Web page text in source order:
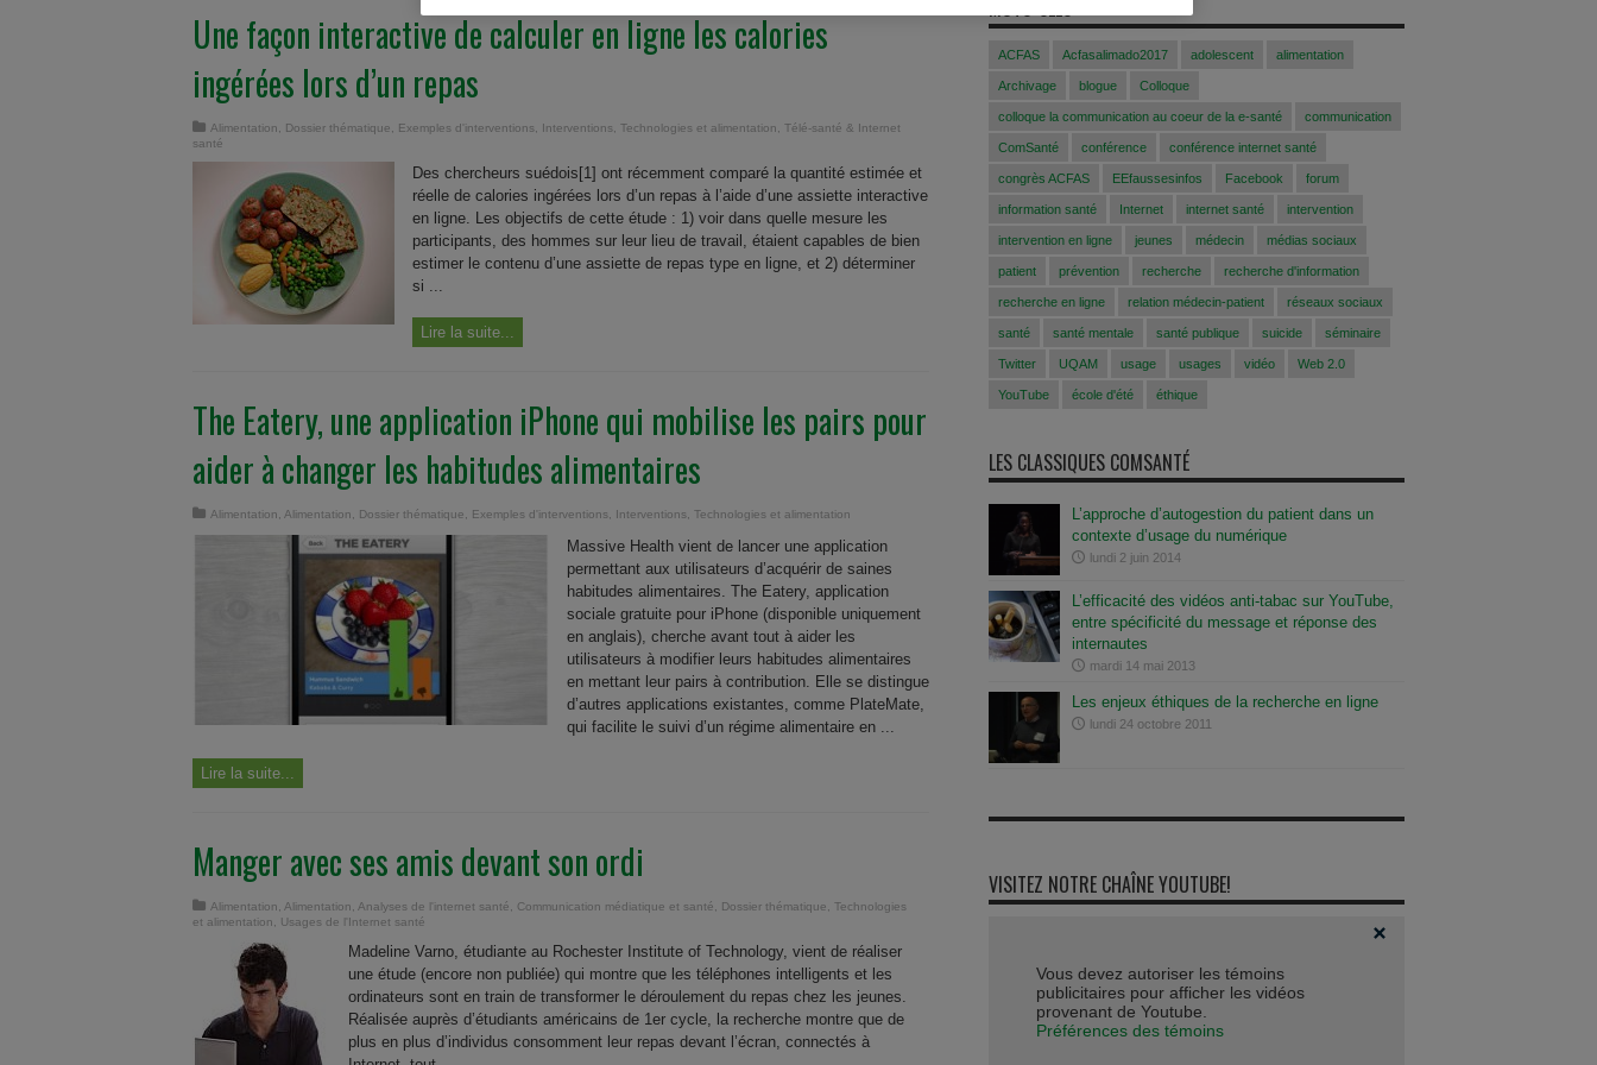
Une façon interactive de calculer en ligne les calories
ingérées lors d’un repas
Alimentation, Dossier thématique, Exemples d'interventions, Interventions, Technologies et alimentation, Télé-santé & Internet
santé
Des chercheurs suédois[1] ont récemment comparé la quantité estimée et
réelle de calories ingérées lors d’un repas à l’aide d’une assiette interactive
en ligne. Les objectifs de cette étude : 1) voir dans quelle mesure les
participants, des hommes sur leur lieu de travail, étaient capables de bien
estimer le contenu d’une assiette de repas type en ligne, et 2) déterminer
si ...
Lire la suite...
The Eatery, une application iPhone qui mobilise les pairs pour
aider à changer les habitudes alimentaires
Alimentation, Alimentation, Dossier thématique, Exemples d'interventions, Interventions, Technologies et alimentation
Massive Health vient de lancer une application
permettant aux utilisateurs d’acquérir de saines
habitudes alimentaires. The Eatery, application
sociale gratuite pour iPhone (disponible uniquement
en anglais), cherche avant tout à aider les
utilisateurs à modifier leurs habitudes alimentaires
en mettant leur pairs à contribution. Elle se distingue
d’autres applications existantes, comme PlateMate,
qui facilite le suivi d’un régime alimentaire en ...
Lire la suite...
Manger avec ses amis devant son ordi
Alimentation, Alimentation, Analyses de l'internet santé, Communication médiatique et santé, Dossier thématique, Technologies
et alimentation, Usages de l'Internet santé
Madeline Varno, étudiante au Rochester Institute of Technology, vient de réaliser
une étude (encore non publiée) qui montre que les téléphones intelligents et les
ordinateurs sont en train de transformer le déroulement du repas chez les jeunes.
Réalisée auprès d’étudiants américains de 1er cycle, la recherche montre que de
plus en plus d’individus consomment leur repas devant l’écran, connectés à
MOTS-CLÉS
ACFAS Acfasalimado2017 adolescent alimentation
Archivage blogue Colloque
colloque la communication au coeur de la e-santé communication
ComSanté conférence conférence internet santé
congrès ACFAS EEfaussesinfos Facebook forum
information santé Internet internet santé intervention
intervention en ligne jeunes médecin médias sociaux
patient prévention recherche recherche d'information
recherche en ligne relation médecin-patient réseaux sociaux
santé santé mentale santé publique suicide séminaire
Twitter UQAM usage usages vidéo Web 2.0
YouTube école d'été éthique
LES CLASSIQUES COMSANTÉ
L’approche d’autogestion du patient dans un
contexte d’usage du numérique
lundi 2 juin 2014
L’efficacité des vidéos anti-tabac sur YouTube,
entre spécificité du message et réponse des
internautes
mardi 14 mai 2013
Les enjeux éthiques de la recherche en ligne
lundi 24 octobre 2011
VISITEZ NOTRE CHAÎNE YOUTUBE!
Vous devez autoriser les témoins
publicitaires pour afficher les vidéos
provenant de Youtube.
Préférences des témoins